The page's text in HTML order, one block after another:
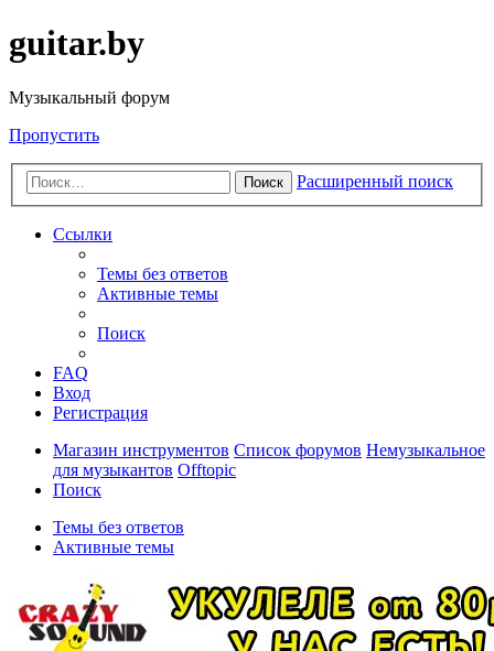
guitar.by
Музыкальный форум
Пропустить
Поиск Расширенный поиск
Ссылки
Темы без ответов
Активные темы
Поиск
FAQ
Вход
Регистрация
Магазин инструментов Список форумов Немузыкальное
для музыкантов Offtopic
Поиск
Темы без ответов
Активные темы